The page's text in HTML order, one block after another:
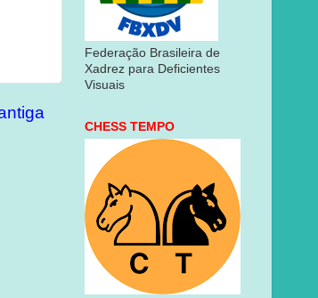
Federação Brasileira de
Xadrez para Deficientes
Visuais
CHESS TEMPO